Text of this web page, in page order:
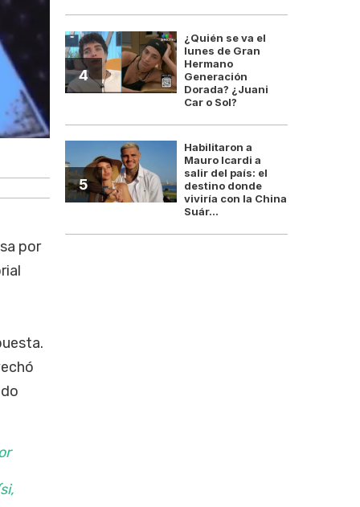
por
4
¿Quién se va el
lunes de Gran
Hermano
Generación
Dorada? ¿Juani
Car o Sol?
5
Habilitaron a
Mauro Icardi a
salir del país: el
destino donde
viviría con la China
Suár...